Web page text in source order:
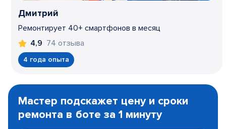
Дмитрий
Ремонтирует 40+ смартфонов в месяц
4,9 74 отзыва
4 года опыта
1
Мастер подскажет цену и сроки
ремонта в боте за 1 минуту